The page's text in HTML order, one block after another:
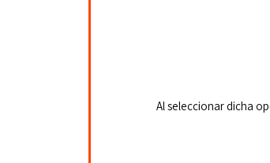
Al seleccionar dicha